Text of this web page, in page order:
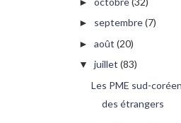
► septembre(7)
► août (20)
▼ juillet (83)
Les PME sud-
des étrangers